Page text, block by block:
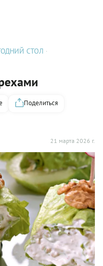
СТОЛ
21 марта 2026 г.
Поделиться